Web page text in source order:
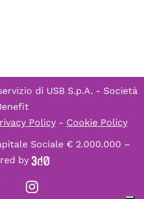
di USB S.p.A. - Società
Policy- Cookie Policy
Sociale € 2.000.000 –
by